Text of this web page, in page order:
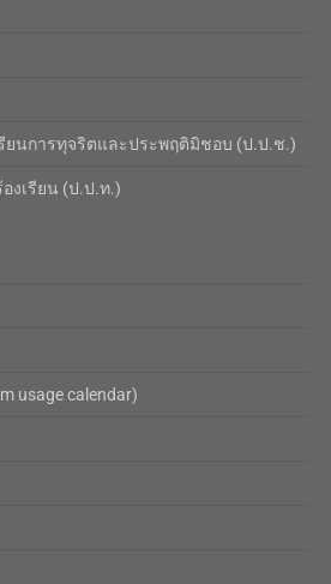
รียนการทุจริตและประพฤติมิชอบ (ป.ป.ช.)
งเรียน (ป.ป.ท.)
usage calendar)